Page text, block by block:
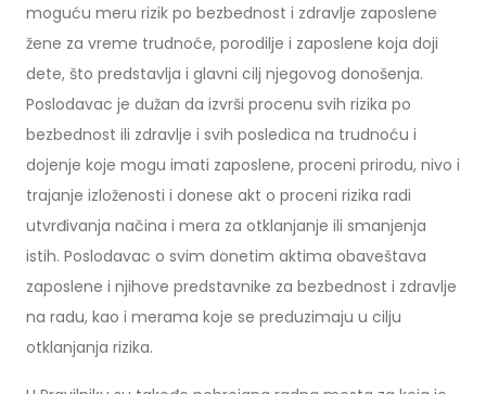
moguću meru rizik po bezbednost i zdravlje zaposlene
žene za vreme trudnoće, porodilje i zaposlene koja doji
dete, što predstavlja i glavni cilj njegovog donošenja.
Poslodavac je dužan da izvrši procenu svih rizika po
bezbednost ili zdravlje i svih posledica na trudnoću i
dojenje koje mogu imati zaposlene, proceni prirodu, nivo i
trajanje izloženosti i donese akt o proceni rizika radi
utvrđivanja načina i mera za otklanjanje ili smanjenja
istih. Poslodavac o svim donetim aktima obaveštava
zaposlene i njihove predstavnike za bezbednost i zdravlje
na radu, kao i merama koje se preduzimaju u cilju
otklanjanja rizika.